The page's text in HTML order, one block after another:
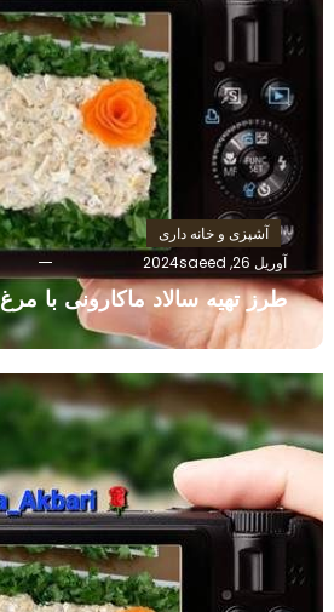
آشپزی و خانه داری
آوریل 26, 2024
saeed
طرز تهیه سالاد ماکارونی با مرغ